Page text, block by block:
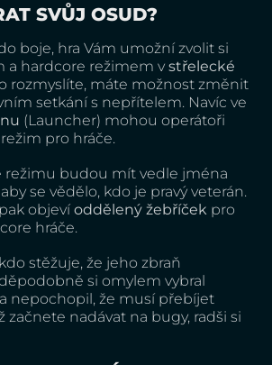
SVŮJ OSUD?
boje, hra Vám umožní zvolit si
a hardcore režimem v střelecké
rozmyslíte, máte možnost změnit
setkání s nepřítelem. Navíc ve
(Launcher) mohou operátoři
pro hráče.
režimu budou mít vedle jména
aby se vědělo, kdo je pravý veterán.
objevíoddělený žebříček pro
hráče.
stěžuje, že jeho zbraň
si omylem vybral
nepochopil, že musí přebíjet
začnete nadávat na bugy, radši si